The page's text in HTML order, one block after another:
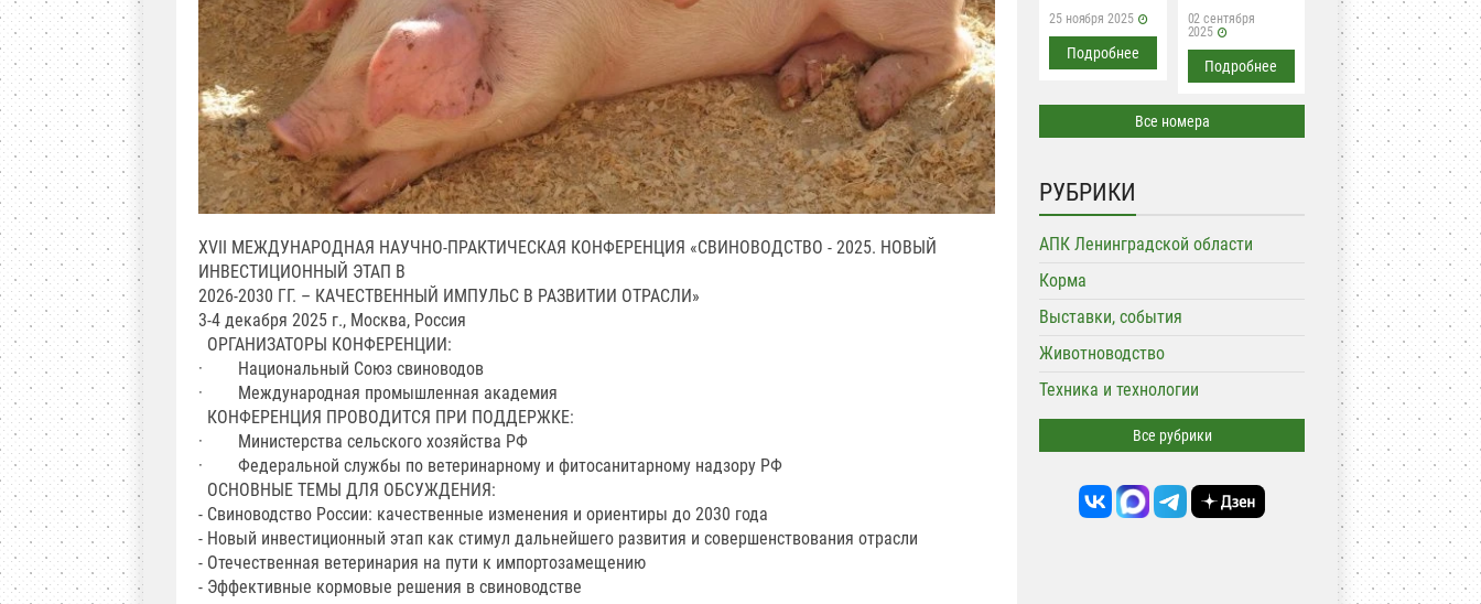
XVII МЕЖДУНАРОДНАЯ НАУЧНО-ПРАКТИЧЕСКАЯ КОНФЕРЕНЦИЯ «СВИНОВОДСТВО - 2025. НОВЫЙ
ИНВЕСТИЦИОННЫЙ ЭТАП В
2026-2030 ГГ. – КАЧЕСТВЕННЫЙ ИМПУЛЬС В РАЗВИТИИ ОТРАСЛИ»
3-4 декабря 2025 г., Москва, Россия
ОРГАНИЗАТОРЫ КОНФЕРЕНЦИИ:
· Национальный Союз свиноводов
· Международная промышленная академия
КОНФЕРЕНЦИЯ ПРОВОДИТСЯ ПРИ ПОДДЕРЖКЕ:
· Министерства сельского хозяйства РФ
· Федеральной службы по ветеринарному и фитосанитарному надзору РФ
ОСНОВНЫЕ ТЕМЫ ДЛЯ ОБСУЖДЕНИЯ:
- Свиноводство России: качественные изменения и ориентиры до 2030 года
- Новый инвестиционный этап как стимул дальнейшего развития и совершенствования отрасли
- Отечественная ветеринария на пути к импортозамещению
- Эффективные кормовые решения в свиноводстве
25 ноября 2025
Подробнее
02 сентября
2025
Подробнее
Все номера
РУБРИКИ
АПК Ленинградской области
Корма
Выставки, события
Животноводство
Техника и технологии
Все рубрики